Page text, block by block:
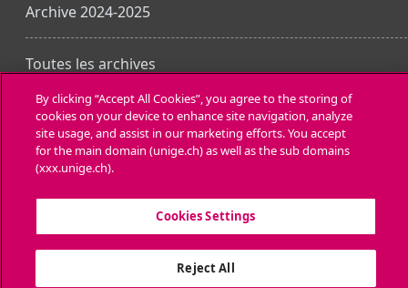
Archive 2024-2025
Toutes les archives
Obtenir l’app mobile
By clicking “Accept All Cookies”, you agree to the storing of
cookies on your device to enhance site navigation, analyze
site usage, and assist in our marketing efforts. You accept
for the main domain (unige.ch) as well as the sub domains
(xxx.unige.ch).
Cookies Settings
Reject All